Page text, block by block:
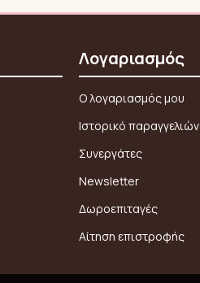
Λογαριασμός
Ο λογαριασμός μου
Ιστορικό παραγγελιών
Συνεργάτες
Newsletter
Δωροεπιταγές
Αίτηση επιστροφής